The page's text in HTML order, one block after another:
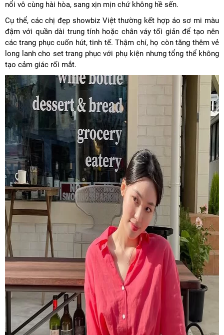
nổi vô cùng hài hòa, sang xịn mịn chứ không hề sến.
Cụ thể, các chị đẹp showbiz Việt thường kết hợp áo sơ mi màu
đậm với quần dài trung tính hoặc chân váy tối giản để tạo nên
các trang phục cuốn hút, tinh tế. Thậm chí, họ còn tăng thêm vẻ
long lanh cho set trang phục với phụ kiện nhưng tổng thể không
tạo cảm giác rối mắt.